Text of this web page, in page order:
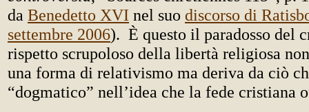
da Benedetto XVI nel suo discorso di
settembre 2006). È questo il paradosso del
rispetto scrupoloso della libertà religiosa
una forma di relativismo ma deriva da ciò
“dogmatico” nell’idea che la fede cristiana